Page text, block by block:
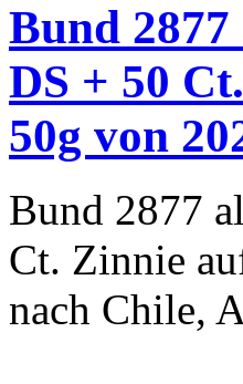
Bund
DS + 50
50g von
Bund 2877
Ct. Zinnie
nach Chile,